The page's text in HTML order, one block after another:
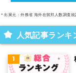
メキシ
スイス
オランダ
＊出展元：外務省 海外在留邦人数調査
人気記事ランキ